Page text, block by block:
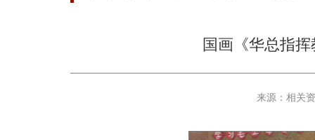
国画《华总指
来源：相关